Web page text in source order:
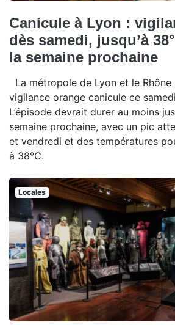
Canicule à Lyon :
dès samedi, jusqu’à
la semaine prochaine
La métropole de Lyon et le Rhône
vigilance orange canicule ce
L’épisode devrait durer au moins
semaine prochaine, avec un pic
et vendredi et des températures
à 38°C.
Locales